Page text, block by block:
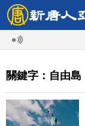
關鍵字：自由島